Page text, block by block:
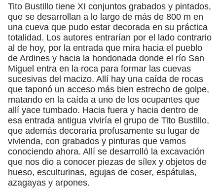
Tito Bustillo tiene XI conjuntos grabados y pintados,
que se desarrollan a lo largo de más de 800 m en
una cueva que pudo estar decorada en su práctica
totalidad. Los autores entrarían por el lado contrario
al de hoy, por la entrada que mira hacia el pueblo
de Ardines y hacia la hondonada donde el río San
Miguel entra en la roca para formar las cuevas
sucesivas del macizo. Allí hay una caída de rocas
que taponó un acceso más bien estrecho de golpe,
matando en la caída a uno de los ocupantes que
allí yace tumbado. Hacia fuera y hacia dentro de
esa entrada antigua viviría el grupo de Tito Bustillo,
que además decoraría profusamente su lugar de
vivienda, con grabados y pinturas que vamos
conociendo ahora. Allí se desarrolló la excavación
que nos dio a conocer piezas de sílex y objetos de
hueso, esculturinas, agujas de coser, espátulas,
azagayas y arpones.